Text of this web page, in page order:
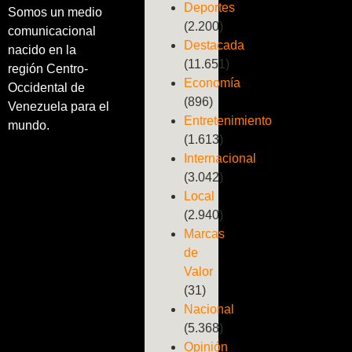
Somos un medio
comunicacional
nacido en la
región Centro-
Occidental de
Venezuela para el
mundo.
Deportes
(2.200)
Destacada
(11.651)
Economía
(896)
Entretenimiento
(1.613)
Internacional
(3.042)
Local
(2.940)
Marcas
de
Valor
(31)
Nacional
(5.368)
Opinión